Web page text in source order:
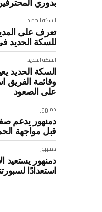
السكة الحديد
تعرف على
للسكة الحديد
السكة الحديد
السكة الحديد
وقائمة الفريق
على الصعود
دمنهور
دمنهور يدعم
قبل مواجهة
دمنهور
دمنهور يستعيد
استعدادًا